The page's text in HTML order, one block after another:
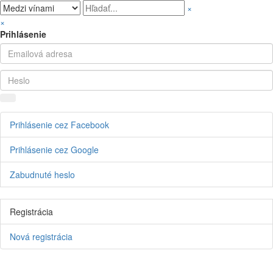
×
×
Prihlásenie
Prihlásenie cez Facebook
Prihlásenie cez Google
Zabudnuté heslo
Registrácia
Nová registrácia